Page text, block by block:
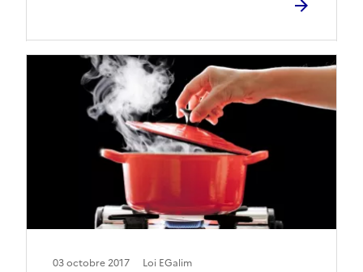
03 octobre 2017 Loi EGalim